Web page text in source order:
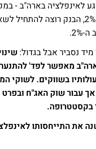
לאינפלציה בארה"ב -
אינפלציה של 2%, הבנק רוצה
2%.
נסביר אבל בגדול:
מאפשר לפד'
בשווקים. לשוקי
אך עבור שוק האג"ח
בקסטטרופה.
את התייחסותו